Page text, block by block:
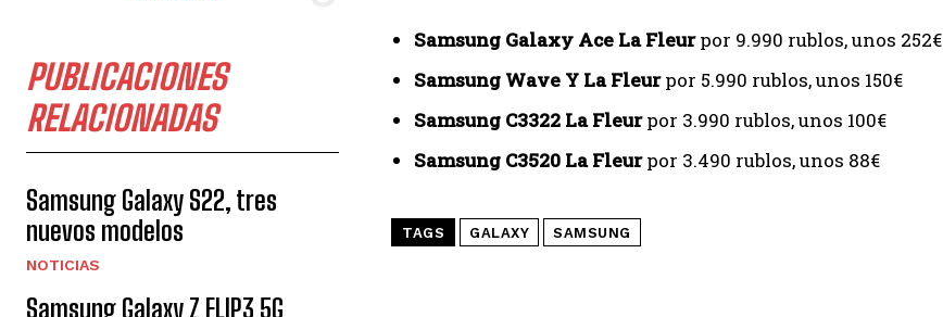
PUBLICACIONES
RELACIONADAS
Samsung Galaxy S22, tres
nuevos modelos
NOTICIAS
Samsung Galaxy Z FLIP3 5G
Samsung Galaxy Ace La Fleurpor 9.990 rublos, unos 252€
Samsung Wave Y La Fleurpor 5.990 rublos, unos 150€
Samsung C3322 La Fleurpor 3.990 rublos, unos 100€
Samsung C3520 La Fleurpor 3.490 rublos, unos 88€
TAGS GALAXY SAMSUNG